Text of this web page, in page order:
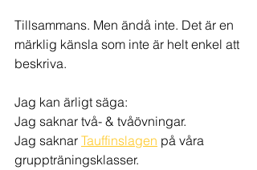
Tillsammans. Men ändå inte. Det är en
märklig känsla som inte är helt enkel att
beskriva.
Jag kan ärligt säga:
Jag saknar två- & tvåövningar.
Jag saknar Tauffinslagen på våra
gruppträningsklasser.